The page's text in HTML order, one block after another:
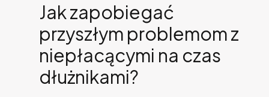
Jak zapobiegać
przyszłym problemom z
niepłacącymi na czas
dłużnikami?